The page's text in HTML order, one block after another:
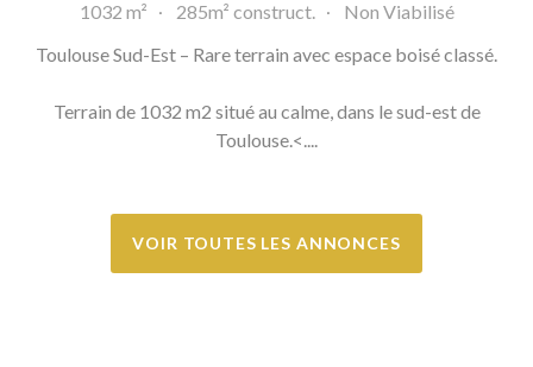
1032 m² 285m² construct.
Non Viabilisé
Toulouse Sud-Est – Rare terrain avec espace boisé classé.
Terrain de 1032 m2 situé au calme, dans le sud-est de
Toulouse.<....
VOIR TOUTES LES ANNONCES